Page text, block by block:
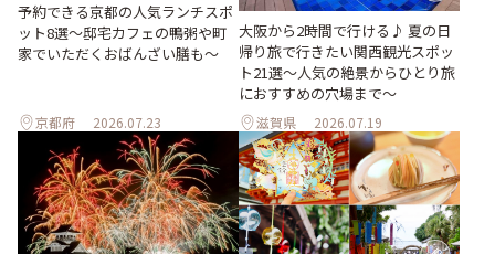
予約できる京都の人気ランチスポ
ット8選～邸宅カフェの鴨粥や町
家でいただくおばんざい膳も～
京都府 2026.07.23
大阪から2時間で行ける♪ 夏の日
帰り旅で行きたい関西観光スポッ
ト21選～人気の絶景からひとり旅
におすすめの穴場まで～
滋賀県 2026.07.19